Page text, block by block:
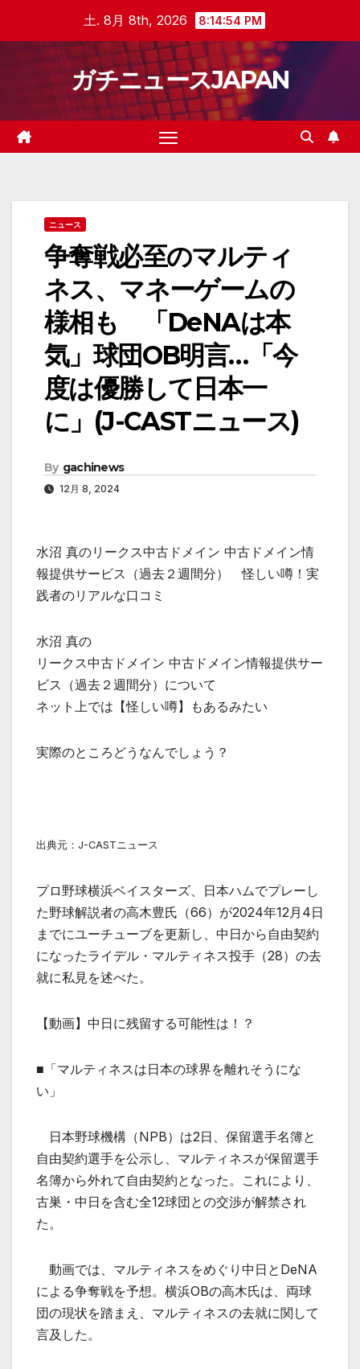
土. 8月 8th, 2026 8:14:55 PM
ガチニュースJAPAN
ニュース
争奪戦必至のマルティ
ネス、マネーゲームの
様相も 「DeNAは本
気」球団OB明言…「今
度は優勝して日本一
に」(J-CASTニュース)
By gachinews
12月 8, 2024
水沼 真のリークス中古ドメイン 中古ドメイン情
報提供サービス（過去２週間分） 怪しい噂！実
践者のリアルな口コミ
水沼 真の
リークス中古ドメイン 中古ドメイン情報提供サー
ビス（過去２週間分）について
ネット上では【怪しい噂】もあるみたい
実際のところどうなんでしょう？
出典元：J-CASTニュース
プロ野球横浜ベイスターズ、日本ハムでプレーし
た野球解説者の高木豊氏（66）が2024年12月4日
までにユーチューブを更新し、中日から自由契約
になったライデル・マルティネス投手（28）の去
就に私見を述べた。
【動画】中日に残留する可能性は！？
■「マルティネスは日本の球界を離れそうにな
い」
日本野球機構（NPB）は2日、保留選手名簿と
自由契約選手を公示し、マルティネスが保留選手
名簿から外れて自由契約となった。これにより、
古巣・中日を含む全12球団との交渉が解禁され
た。
動画では、マルティネスをめぐり中日とDeNA
による争奪戦を予想。横浜OBの高木氏は、両球
団の現状を踏まえ、マルティネスの去就に関して
言及した。